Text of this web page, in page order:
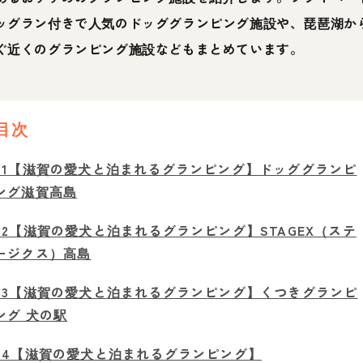
グラン付きで人気のドッググランピング施設や、琵琶湖か
近くのグランピング施設などもまとめています。
次
【滋賀の愛犬と泊まれるグランピング】ドッググランピ
グ滋賀高島
【滋賀の愛犬と泊まれるグランピング】STAGEX（ステ
ジクス）高島
【滋賀の愛犬と泊まれるグランピング】くつきグランピ
グ 犬の駅
【滋賀の愛犬と泊まれるグランピング】